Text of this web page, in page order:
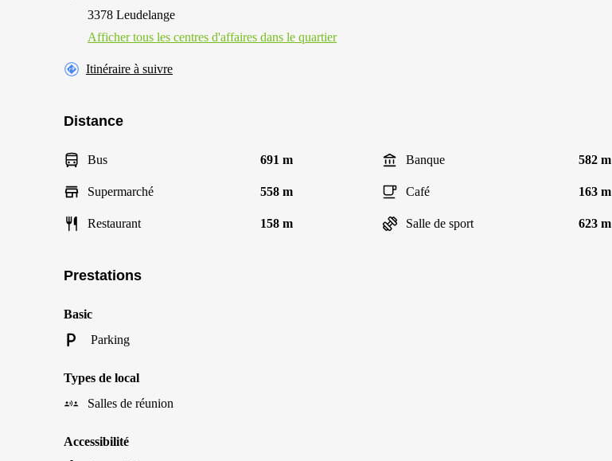
3378 Leudelange
Afficher tous les centres d'affaires dans le quartier
Itinéraire à suivre
Distance
Bus 691 m Banque 582 m
Supermarché 558 m Café 163 m
Restaurant 158 m Salle de sport 623 m
Prestations
Basic
Parking
Types de local
Salles de réunion
Accessibilité